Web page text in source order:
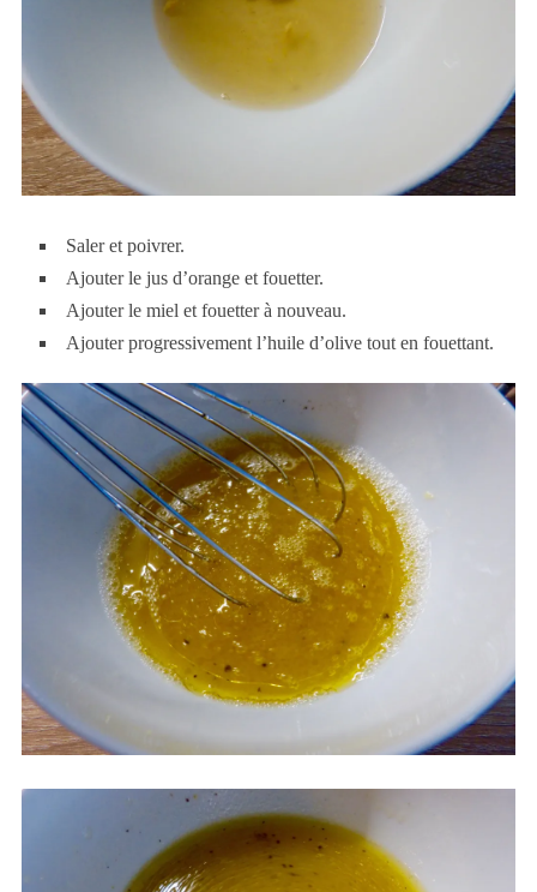
Saler et poivrer.
Ajouter le jus d’orange et fouetter.
Ajouter le miel et fouetter à nouveau.
Ajouter progressivement l’huile d’olive tout en fouettant.